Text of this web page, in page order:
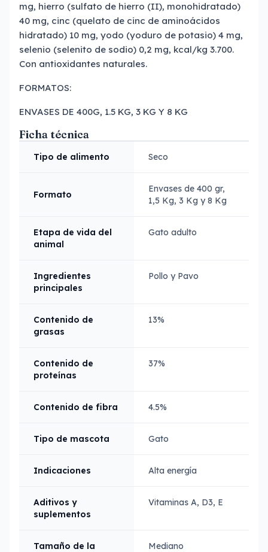
mg, hierro (sulfato de hierro (II), monohidratado)
40 mg, cinc (quelato de cinc de aminoácidos
hidratado) 10 mg, yodo (yoduro de potasio) 4 mg,
selenio (selenito de sodio) 0,2 mg, kcal/kg 3.700.
Con antioxidantes naturales.
FORMATOS:
ENVASES DE 400G, 1.5 KG, 3 KG Y 8 KG
Ficha técnica
Tipo de alimento Seco
Formato
Envases de 400 gr,
1,5 Kg, 3 Kg y 8 Kg
Etapa de vida del
animal
Gato adulto
Ingredientes
principales
Pollo y Pavo
Contenido de
grasas
13%
Contenido de
proteínas
37%
Contenido de fibra 4.5%
Tipo de mascota Gato
Indicaciones Alta energía
Aditivos y
suplementos
Vitaminas A, D3, E
Tamaño de la
Mediano